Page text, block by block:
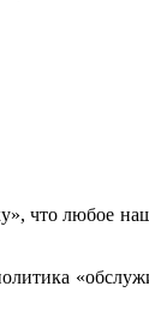
что любое